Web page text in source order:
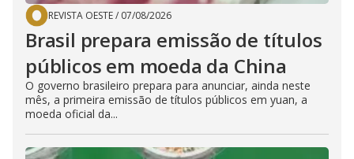
REVISTA OESTE/ 07/08/2026
Brasil prepara emissão de títulos
públicos em moeda da China
O governo brasileiro prepara para anunciar, ainda neste
mês, a primeira emissão de títulos públicos em yuan, a
moeda oficial da...